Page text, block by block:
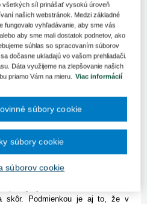
mil. eur. Ministerstvo zdravotníctva
pre Operačný program
na predkladanie žiadostí o
(NFP) začiatkom júna.
na jednu žiadosť dostať od 50 tis.
budú rekonštrukcie budov či nákup
technológií, prípadne zlepšenie
však zároveň podotýka, že
v Prešovskom a
byť predmetom žiadosti o
regionálnej alokácie.
kraj.
skôr. Podmienkou je aj to, že v
síl prinášať vysokú úroveň
našich webstránok. Medzi základné
fungovalo vyhľadávanie, aby sme vás
aby sme mali dostatok podnetov, ako
súhlas so spracovaním súborov
dočasne ukladajú vo vašom prehliadači.
Dáta využijeme na zlepšovanie našich
priamo Vám na mieru.
Viac informácií
súborov cookie
súbory cookie
súbory cookie